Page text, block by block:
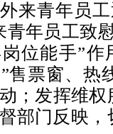
来青年员
青年员工致
位能手”
售票窗、热
；发挥维
部门反映